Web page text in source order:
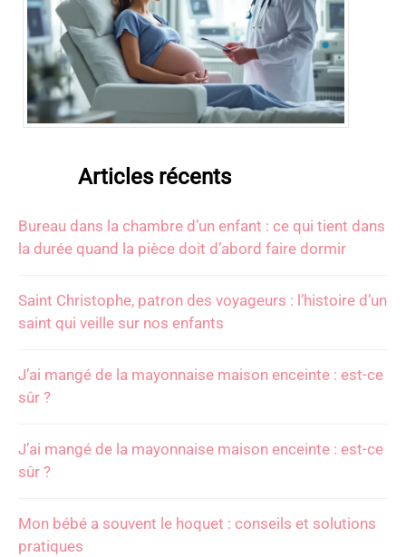
Articles récents
Bureau dans la chambre d’un enfant : ce qui tient dans
la durée quand la pièce doit d’abord faire dormir
Saint Christophe, patron des voyageurs : l’histoire d’un
saint qui veille sur nos enfants
J’ai mangé de la mayonnaise maison enceinte : est-ce
sûr ?
J’ai mangé de la mayonnaise maison enceinte : est-ce
sûr ?
Mon bébé a souvent le hoquet : conseils et solutions
pratiques